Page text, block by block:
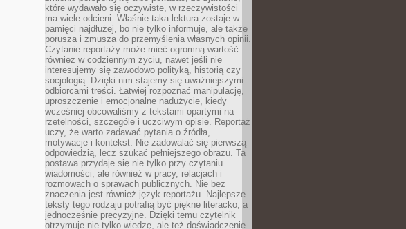
które wydawało się oczywiste, w rzeczywistości
ma wiele odcieni. Właśnie taka lektura zostaje w
pamięci najdłużej, bo nie tylko informuje, ale także
porusza i zmusza do przemyślenia własnych opinii.
Czytanie reportaży może mieć ogromną wartość
również w codziennym życiu, nawet jeśli nie
interesujemy się zawodowo polityką, historią czy
socjologią. Dzięki nim stajemy się uważniejszymi
odbiorcami treści. Łatwiej rozpoznać manipulację,
uproszczenie i emocjonalne nadużycie, kiedy
wcześniej obcowaliśmy z tekstami opartymi na
rzetelności, szczególe i uczciwym opisie. Reportaż
uczy, że warto zadawać pytania o źródła,
motywacje i kontekst. Nie zadowalać się pierwszą
odpowiedzią, lecz szukać pełniejszego obrazu. Ta
postawa przydaje się nie tylko przy czytaniu
wiadomości, ale również w pracy, relacjach i
rozmowach o sprawach publicznych. Nie bez
znaczenia jest również język reportażu. Najlepsze
teksty tego rodzaju potrafią być piękne literacko, a
jednocześnie precyzyjne. Dzięki temu czytelnik
otrzymuje nie tylko wiedzę, ale też doświadczenie